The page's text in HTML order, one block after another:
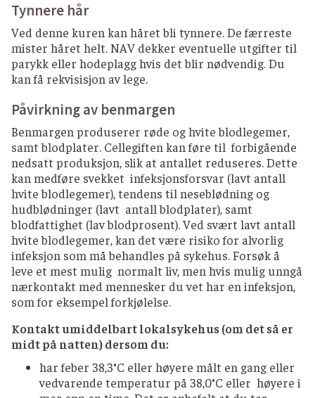
Tynnere hår
Ved denne kuren kan håret bli tynnere. De færreste
mister håret helt. NAV dekker eventuelle utgifter til
parykk eller hodeplagg hvis det blir nødvendig. Du
kan få rekvisisjon av lege.
Påvirkning av benmargen
Benmargen produserer røde og hvite blodlegemer,
samt blodplater. Cellegiften kan føre til forbigående
nedsatt produksjon, slik at antallet reduseres. Dette
kan medføre svekket infeksjonsforsvar (lavt antall
hvite blodlegemer), tendens til neseblødning og
hudblødninger (lavt antall blodplater), samt
blodfattighet (lav blodprosent). Ved svært lavt antall
hvite blodlegemer, kan det være risiko for alvorlig
infeksjon som må behandles på sykehus. Forsøk å
leve et mest mulig normalt liv, men hvis mulig unngå
nærkontakt med mennesker du vet har en infeksjon,
som for eksempel forkjølelse.
Kontakt umiddelbart lokalsykehus (om det så er
midt på natten) dersom du:
har feber 38,3°C eller høyere målt en gang eller
vedvarende temperatur på 38,0°C eller høyere i